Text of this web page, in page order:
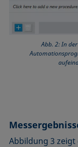
Abb. 2: In der
Abbildung 3